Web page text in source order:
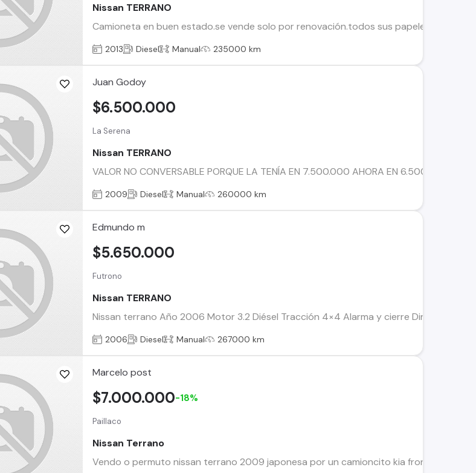
Nissan TERRANO
Camioneta en buen estado.se vende solo por renovación.todos sus papeles al dia
2013 Diesel Manual 235000 km
Juan Godoy
La Serena
Nissan TERRANO
VALOR NO CONVERSABLE PORQUE LA TENÍA EN 7.500.000 AHORA EN 6.500.000
$6.500.000
2009 Diesel Manual 260000 km
Edmundo m
Futrono
Nissan TERRANO
Nissan terrano Año 2006 Motor 3.2 Diésel Tracción 4×4 Alarma y cierre Dirección
$5.650.000
2006 Diesel Manual 267000 km
Marcelo post
Paillaco
Nissan Terrano
Vendo o permuto nissan terrano 2009 japonesa por un camioncito kia frontier o
$7.000.000-18%